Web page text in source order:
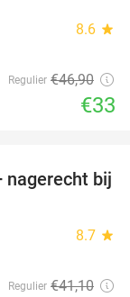
8.6 star
Regulier €46,90
€33
34%
nagerecht bij
8.7 star
Regulier €41,10